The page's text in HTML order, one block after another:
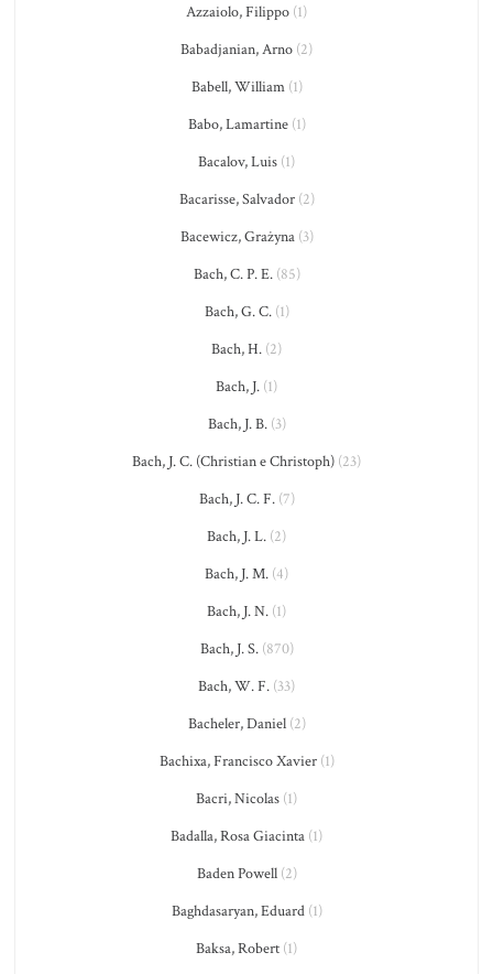
Azzaiolo, Filippo (1)
Babadjanian, Arno (2)
Babell, William(1)
Babo, Lamartine(1)
Bacalov, Luis (1)
Bacarisse, Salvador(2)
Bacewicz, Grażyna(3)
Bach, C. P. E.(85)
Bach, G. C.(1)
Bach, H. (2)
Bach, J. (1)
Bach, J. B.(3)
Bach, J. C. (Christian e Christoph) (23)
Bach, J. C. F.(7)
Bach, J. L. (2)
Bach, J. M. (4)
Bach, J. N. (1)
Bach, J. S.(870)
Bach, W. F. (33)
Bacheler, Daniel(2)
Bachixa, Francisco Xavier(1)
Bacri, Nicolas (1)
Badalla, Rosa Giacinta (1)
Baden Powell(2)
Baghdasaryan, Eduard(1)
Baksa, Robert (1)